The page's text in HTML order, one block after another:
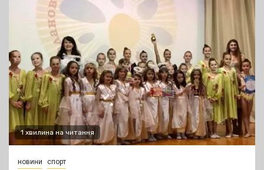
1 хвилина на читання
новини спорт